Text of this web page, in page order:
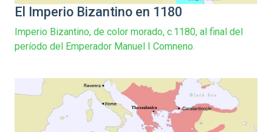
El Imperio Bizantino en 1180
Imperio Bizantino, de color morado, c.1180, al final del
período del Emperador Manuel I Comneno.